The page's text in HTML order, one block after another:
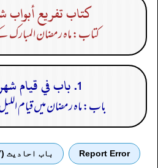
كتاب تفريع
کتاب: ماہ رمضان المبارک
1. باب في قيام شهر رمضان
باب: ماہ رمضان میں قیام
Report Error باب احادیث (7)